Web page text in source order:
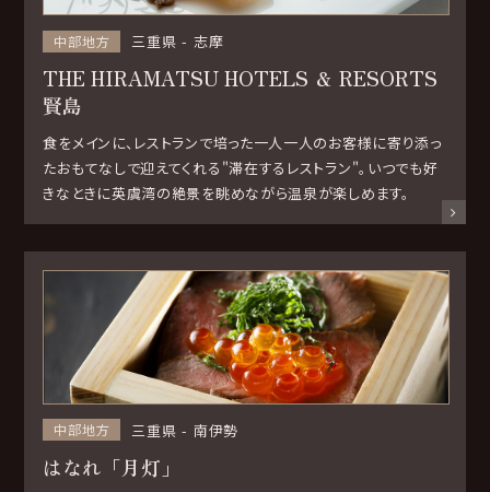
中部地方 三重県 志摩
THE HIRAMATSU HOTELS ＆ RESORTS
賢島
食をメインに、レストランで培った一人一人のお客様に寄り添っ
たおもてなしで迎えてくれる"滞在するレストラン"。いつでも好
きなときに英虞湾の絶景を眺めながら温泉が楽しめます。
中部地方 三重県 南伊勢
はなれ「月灯」